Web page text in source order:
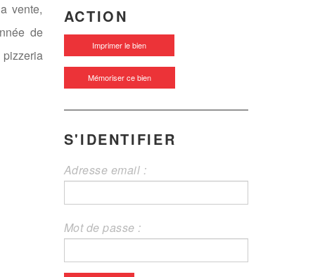
vente,
de
ACTION
Imprimer le bien
Mémoriser ce bien
S'IDENTIFIER
Adresse email :
Mot de passe :